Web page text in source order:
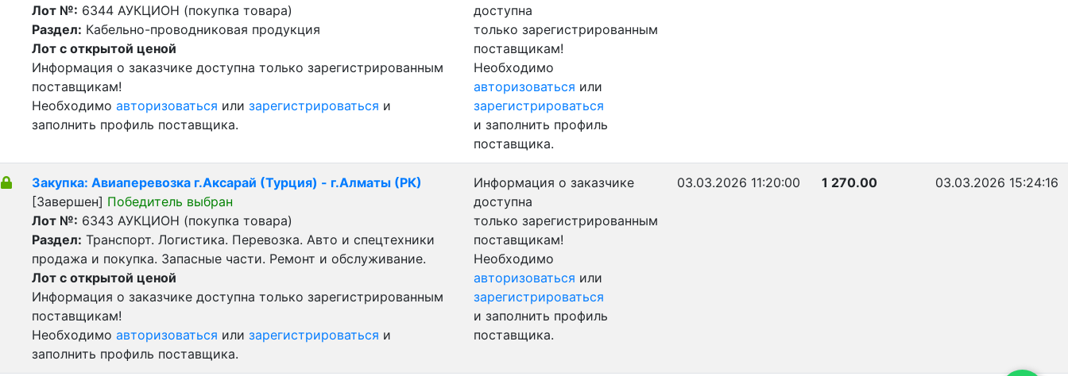
Лот №: 6344 АУКЦИОН (покупка товара)
Раздел: Кабельно-проводниковая продукция
Лот с открытой ценой
Информация о заказчике доступна только зарегистрированным
поставщикам!
Необходимо авторизоваться или зарегистрироваться и
заполнить профиль поставщика.
доступна
только зарегистрированным
поставщикам!
Необходимо
авторизоваться или
зарегистрироваться
и заполнить профиль
поставщика.
Закупка: Авиаперевозка г.Аксарай (Турция) - г.Алматы (РК)
[Завершен] Победитель выбран
Лот №: 6343 АУКЦИОН (покупка товара)
Раздел: Транспорт. Логистика. Перевозка. Авто и спецтехники
продажа и покупка. Запасные части. Ремонт и обслуживание.
Лот с открытой ценой
Информация о заказчике доступна только зарегистрированным
поставщикам!
Необходимо авторизоваться или зарегистрироваться и
заполнить профиль поставщика.
Информация о заказчике
доступна
только зарегистрированным
поставщикам!
Необходимо
авторизоваться или
зарегистрироваться
и заполнить профиль
поставщика.
03.03.2026 11:20:00 1 270.00 03.03.2026 15:24:16